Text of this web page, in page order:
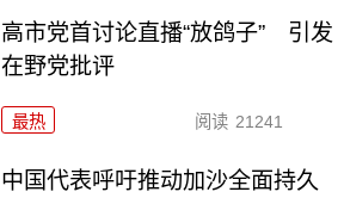
高市党首讨论直播“放鸽子” 引发
在野党批评
最热 阅读 21241
中国代表呼吁推动加沙全面持久